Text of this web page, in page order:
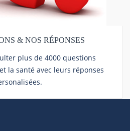
& NOS RÉPONSES
plus de 4000 questions
la santé avec leurs réponses